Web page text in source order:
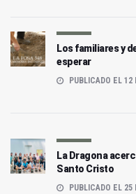
Los familiares y
esperar
PUBLICADO EL 12
La Dragona
Santo Cristo
PUBLICADO EL 25